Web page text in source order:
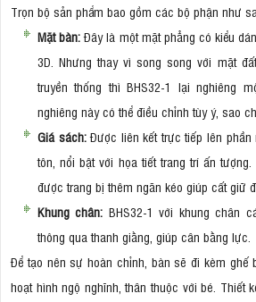
Trọn bộ sản phẩm bao gồm các bộ phận như
Mặt bàn:Đây là một mặt phẳng có kiểu
3D. Nhưng thay vì song song với mặt
truyền thống thì BHS32-1 lại nghiêng
nghiêng này có thể điều chỉnh tùy ý, sao
Giá sách:Được liên kết trực tiếp lên phần
tôn, nổi bật với họa tiết trang trí ấn
được trang bị thêm ngăn kéo giúp cất giữ
Khung chân: BHS32-1 với khung chân
thông qua thanh giằng, giúp cân bằng lực.
Để tạo nên sự hoàn chỉnh, bàn sẽ đi kèm ghế
hoạt hình ngộ nghĩnh, thân thuộc với bé. Thiết